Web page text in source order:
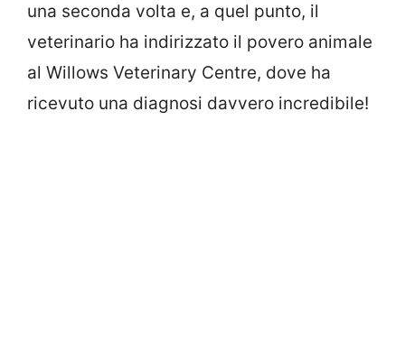
una seconda volta e, a quel punto, il
veterinario ha indirizzato il povero animale
al Willows Veterinary Centre, dove ha
ricevuto una diagnosi davvero incredibile!